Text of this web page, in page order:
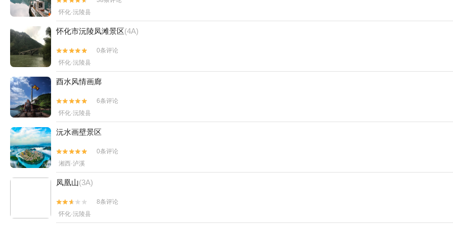
怀化·沅陵县
怀化市沅陵凤滩景区(4A)


0条评论
怀化·沅陵县
酉水风情画廊


6条评论
怀化·沅陵县
沅水画壁景区


0条评论
湘西·泸溪
凤凰山(3A)


8条评论
怀化·沅陵县